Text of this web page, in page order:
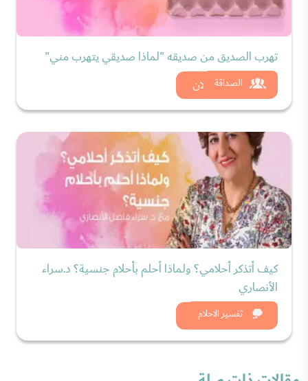
الصداقة
تهرب الصديق من صديقه "لماذا صديقي يتهرب مني"
شاهد الان
تفسير الاحلام
كيف أتذكر أحلامي؟ ولماذا أحلم بأحلام جنسية؟ د.سراء
الأنصاري
شاهد الان